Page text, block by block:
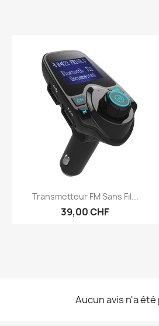
Aperçu rapide
Transmetteur FM Sans Fil...
39,00 CHF
Aucun avis n'a